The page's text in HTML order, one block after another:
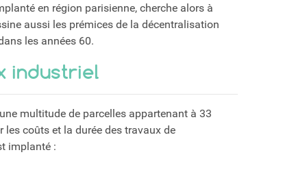
en région parisienne, cherche alors à
aussi les prémices de la décentralisation
les années 60.
industriel
multitude de parcelles appartenant à 33
les coûts et la durée des travaux de
implanté :